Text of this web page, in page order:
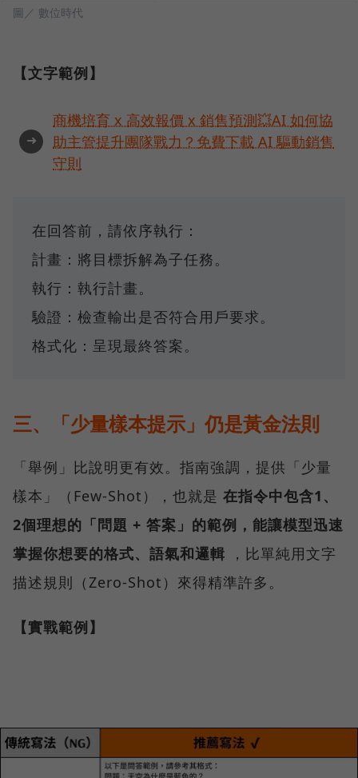
圖／ 數位時代
【文字範例】
➜
商機培育 x 高效報價 x 銷售預測💥AI 如何協
助主管提升團隊戰力？免費下載 AI 驅動銷售
守則
在回答前，請依序執行：
計畫：將目標拆解為子任務。
執行：執行計畫。
驗證：檢查輸出是否符合用戶要求。
格式化：呈現最終答案。
三、「少量樣本提示」仍是黃金法則
「舉例」比說明更有效。指南強調，提供「少量
樣本」（Few-Shot），也就是 在指令中包含1、
2個理想的「問題 + 答案」的範例，能讓模型迅速
掌握你想要的格式、語氣和邏輯 ，比單純用文字
描述規則（Zero-Shot）來得精準許多。
【實戰範例】